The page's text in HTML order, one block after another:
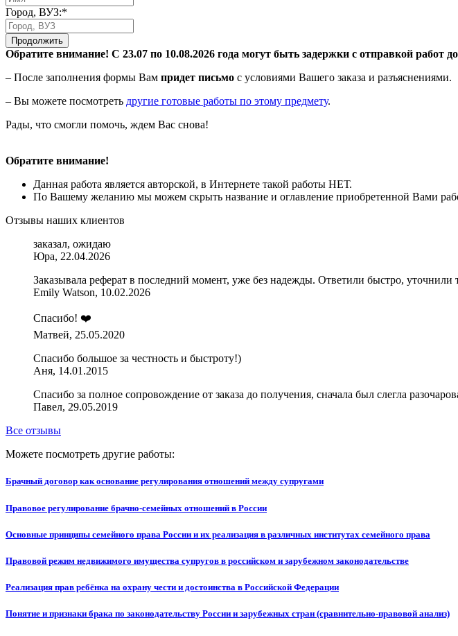
Город, ВУЗ:*
Продолжить
Обратите внимание! С 23.07 по 10.08.2026 года могут быть задержки с отправкой работ
– После заполнения формы Вам придет письмо с условиями Вашего заказа и разъяснениями.
– Вы можете посмотреть другие готовые работы по этому предмету.
Рады, что смогли помочь, ждем Вас снова!
Обратите внимание!
Данная работа является авторской, в Интернете такой работы НЕТ.
По Вашему желанию мы можем скрыть название и оглавление приобретенной Вами
Отзывы наших клиентов
заказал, ожидаю
Юра, 22.04.2026
Заказывала реферат в последний момент, уже без надежды. Ответили быстро,
Emily Watson, 10.02.2026
Спасибо! ❤️
Матвей, 25.05.2020
Cпасибо большое за честность и быстроту!)
Аня, 14.01.2015
Спасибо за полное сопровождение от заказа до получения, сначала был слегла
Павел, 29.05.2019
Все отзывы
Можете посмотреть другие работы:
Брачный договор как основание регулирования отношений между супругами
Правовое регулирование брачно-семейных отношений в России
Основные принципы семейного права России и их реализация в различных институтах семейного права
Правовой режим недвижимого имущества супругов в российском и зарубежном законодательстве
Реализация прав ребёнка на охрану чести и достоинства в Российской Федерации
Понятие и признаки брака по законодательству России и зарубежных стран (сравнительно-правовой анализ)